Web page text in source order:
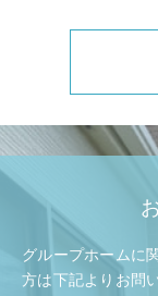
グループホームに
方は下記よりお問